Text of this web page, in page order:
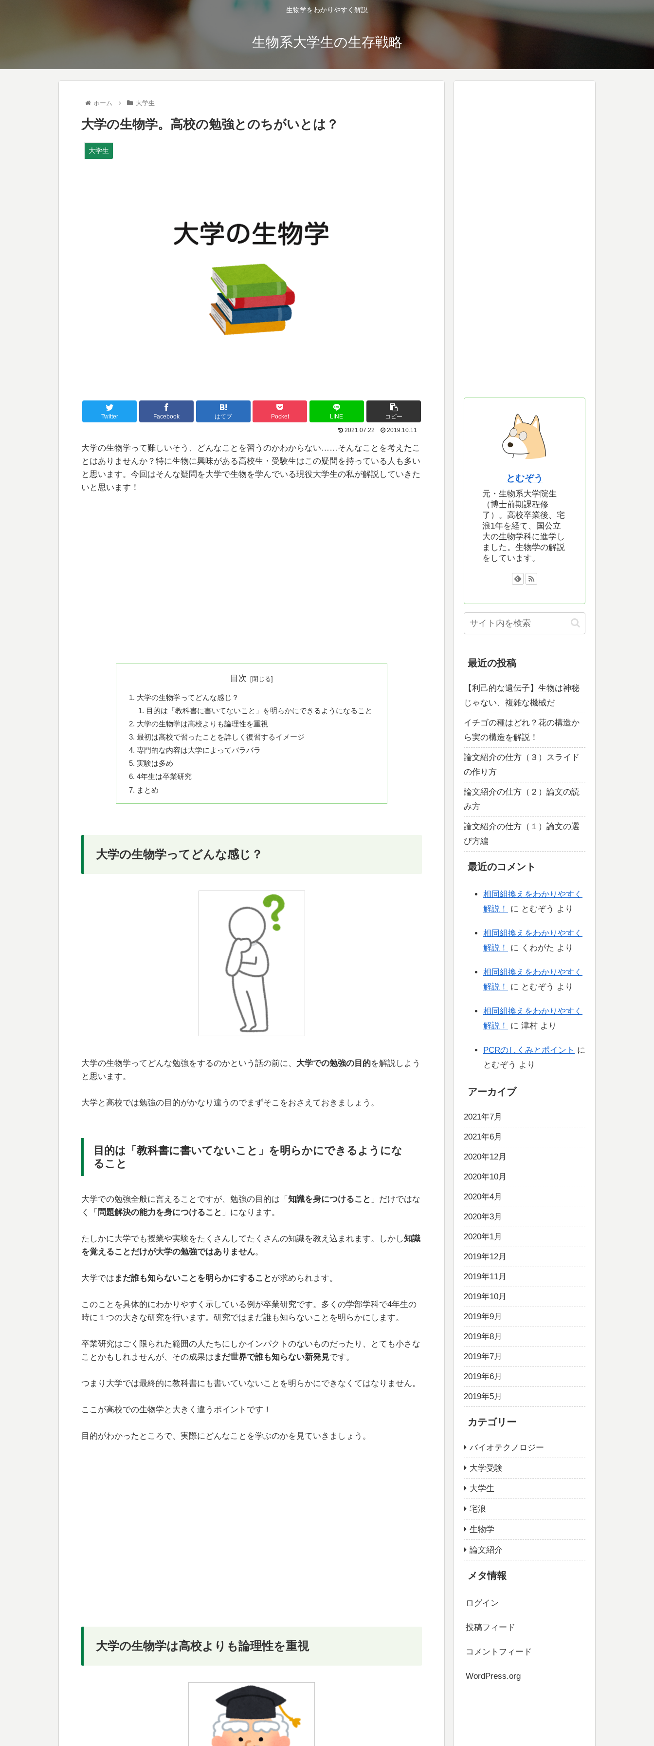
生物学をわかりやすく解説
生物系大学生の生存戦略
ホーム 大学生
大学の生物学。高校の勉強とのちがいとは？
大学生
Twitter Facebook はてブ Pocket LINE
コピー
2021.07.22
2019.10.11
大学の生物学って難しいそう、どんなことを習うのかわからない……そんなことを考えたこ
とはありませんか？特に生物に興味がある高校生・受験生はこの疑問を持っている人も多い
と思います。今回はそんな疑問を大学で生物を学んでいる現役大学生の私が解説していきた
いと思います！
目次
大学の生物学ってどんな感じ？
目的は「教科書に書いてないこと」を明らかにできるようになること
大学の生物学は高校よりも論理性を重視
最初は高校で習ったことを詳しく復習するイメージ
専門的な内容は大学によってバラバラ
実験は多め
4年生は卒業研究
まとめ
大学の生物学ってどんな感じ？
大学の生物学ってどんな勉強をするのかという話の前に、 大学での勉強の目的を解説しよう
と思います。
大学と高校では勉強の目的がかなり違うのでまずそこをおさえておきましょう。
目的は「教科書に書いてないこと」を明らかにできるようにな
ること
大学での勉強全般に言えることですが、勉強の目的は「 知識を身につけること 」だけではな
く「 問題解決の能力を身につけること 」になります。
たしかに大学でも授業や実験をたくさんしてたくさんの知識を教え込まれます。しかし知識
を覚えることだけが大学の勉強ではありません。
大学では まだ誰も知らないことを明らかにすること が求められます。
このことを具体的にわかりやすく示している例が卒業研究です。多くの学部学科で4年生の
時に１つの大きな研究を行います。研究ではまだ誰も知らないことを明らかにします。
卒業研究はごく限られた範囲の人たちにしかインパクトのないものだったり、とても小さな
ことかもしれませんが、その成果は まだ世界で誰も知らない新発見です。
つまり大学では最終的に教科書にも書いていないことを明らかにできなくてはなりません。
ここが高校での生物学と大きく違うポイントです！
目的がわかったところで、実際にどんなことを学ぶのかを見ていきましょう。
大学の生物学は高校よりも論理性を重視
とむぞう
元・生物系大学院生
（博士前期課程修
了）。高校卒業後、宅
浪1年を経て、国公立
大の生物学科に進学し
ました。生物学の解説
をしています。
最近の投稿
【利己的な遺伝子】生物は神秘
じゃない、複雑な機械だ
イチゴの種はどれ？花の構造か
ら実の構造を解説！
論文紹介の仕方（３）スライド
の作り方
論文紹介の仕方（２）論文の読
み方
論文紹介の仕方（１）論文の選
び方編
最近のコメント
相同組換えをわかりやすく
解説！
に とむぞう より
相同組換えをわかりやすく
解説！
に くわがた より
相同組換えをわかりやすく
解説！
に とむぞう より
相同組換えをわかりやすく
解説！
に 津村 より
PCRのしくみとポイント に
とむぞう より
アーカイブ
2021年7月
2021年6月
2020年12月
2020年10月
2020年4月
2020年3月
2020年1月
2019年12月
2019年11月
2019年10月
2019年9月
2019年8月
2019年7月
2019年6月
2019年5月
カテゴリー
バイオテクノロジー
大学受験
大学生
宅浪
生物学
論文紹介
メタ情報
ログイン
投稿フィード
コメントフィード
WordPress.org